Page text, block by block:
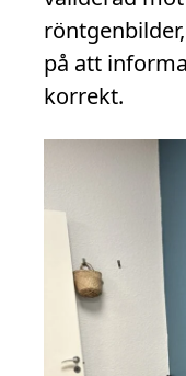
på att
korrekt.